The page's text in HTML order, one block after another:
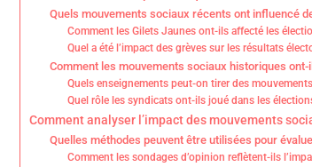
Quels mouvements sociaux récents ont influencé
Comment les Gilets Jaunes ont-ils affecté les
Quel a été l’impact des grèves sur les résultats
Comment les mouvements sociaux historiques
Quels enseignements peut-on tirer des
Quel rôle les syndicats ont-ils joué dans les
Comment analyser l’impact des mouvements
Quelles méthodes peuvent être utilisées pour
Comment les sondages d’opinion reflètent-ils